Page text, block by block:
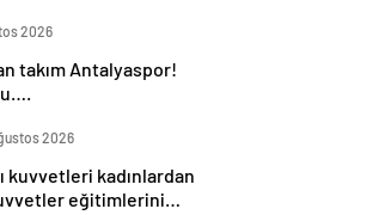
2026
takım Antalyaspor!
2026
kuvvetleri kadınlardan
eğitimlerini